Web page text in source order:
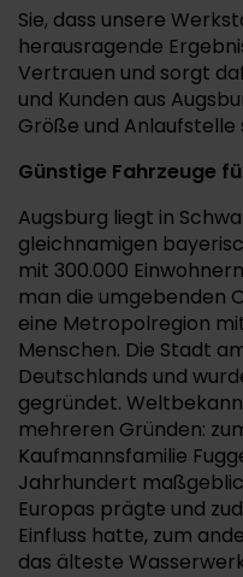
Sie, dass unsere
herausragende
Vertrauen und sorgt
und Kunden aus
Größe und Anlaufstelle
Günstige Fahrzeuge
Augsburg liegt in
gleichnamigen
mit 300.000
man die umgebenden
eine Metropolregion
Menschen. Die Stadt
Deutschlands und
gegründet.
mehreren Gründen:
Kaufmannsfamilie
Jahrhundert
Europas prägte und
Einfluss hatte, zum
das älteste